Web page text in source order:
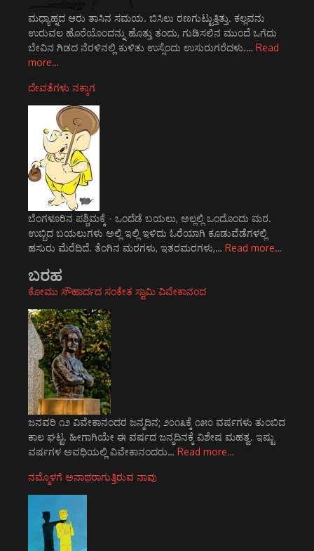
ಮಧ್ಯಾಹ್ನದ ಆರು ತಾಸಿನ ಸಮಯ. ಬಿಸಿಲು ರಣಗುಟ್ಟುತ್ತಿತ್ತು. ಕಲ್ಲವನು
ಉರುವಲ ಹೊರೆಯೊಂದನ್ನು ಹೊತ್ತು ತಂದು, ಗುಡಿಸಲಿನ ಮುಂದೆ ಒಗೆದು
ಬೇವಿನ ಗಿಡದ ನೆರಳಿನಲ್ಲಿ ಕುಳಿತು ಉಸ್ಸೆಂದು ಉಸುರುಗರೆದಳು.… Read
more…
ದೇವತೆಗಳು ನಕ್ಕಾಗ
ಬೆಂಗಳೂರಿನ ಪಶ್ಚಿಮಕ್ಕೆ - ಒಂದೆಡೆ ಬಯಲು, ಅಲ್ಲಲ್ಲಿ ಒಂದೊಂದು ಮರ.
ಉಬ್ಬಿದ ಬಯಲುಗಳು ಅಲ್ಲಿ ಇಲ್ಲಿ ಇಳಿದು ಓರೆಯಾಗಿ ಕೂಡುವೆಡೆಗಳಲ್ಲಿ
ಹಸುರು ಮೆರೆದಿದೆ. ತೆಂಗಿನ ಮರಗಳು, ಇತರಮರಗಳು,… Read more…
ಬರಹ
ಕೋಮು ಸೌಹಾರ್ದದ ಸಂಕೇತ ಸ್ವಾಮಿ ವಿವೇಕಾನಂದ
ಜನವರಿ ೧೨ ವಿವೇಕಾನಂದರ ಜನ್ಮದಿನ; ೨೦೧೩ಕ್ಕೆ ೧೫೦ ವರ್ಷಗಳು ತುಂಬಿದ
ಕಾಲ ಘಟ್ಟ. ಹೀಗಾಗಿಯೇ ಈ ವರ್ಷದ ಜನ್ಮದಿನಕ್ಕೆ ವಿಶೇಷ ಮಹತ್ವ. ಇಷ್ಟು
ವರ್ಷಗಳ ಅವಧಿಯಲ್ಲಿ ವಿವೇಕಾನಂದರು… Read more…
ನಮ್ಮೊಳಗೆ ಅನಾಥರಾಗುತ್ತಿರುವ ನಾವು